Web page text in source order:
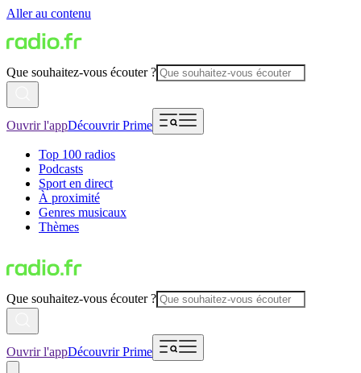
Aller au contenu
Que souhaitez-vous écouter ?
Ouvrir l'appDécouvrir Prime
Top 100 radios
Podcasts
Sport en direct
À proximité
Genres musicaux
Thèmes
Que souhaitez-vous écouter ?
Ouvrir l'appDécouvrir Prime